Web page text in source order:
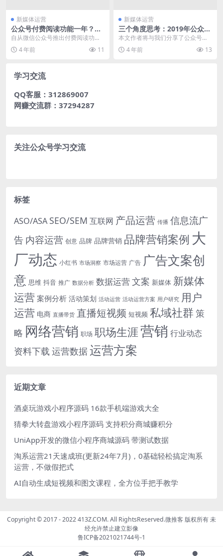
新媒体运营
公众号付费阅读功能一年？最
全面的解读来了！
自从微信公众号推出付费阅读功能
一年以来，吸引了一大批优秀的内
容创作者入驻。本着扶...
4 年前 11
新媒体运营
三个角度思考：2019年公众号
还能怎么玩？
本文作者将与我们分享了公众号的
简单玩法，enjoy~ 作者：Deity 来
源：心...
4 年前 13
学习交流
QQ客服：312869007
网赚交流群：37294287
关注公众号学习交流
标签
ASO/ASA SEO/SEM 互联网 产品运营 传播 信息流广
告 内容运营 创意 品牌 品牌营销 品牌营销案例 大
厂动态 小红书 市场洞察 市场运营 广告 广告文案创
意 思维 抖音 推广 数据分析 数据运营文案 新媒体 新媒体
运营 案例分析 活动策划 活动运营 活动运营方案 用户研究 用户
运营 电商 直播带货 直播短视频 短视频 私域社群 策
略 网络营销 职场 职场生涯营销 行业动态
资料下载 运营数据运营方案
近期文章
酒桌玩游戏小程序源码 16款手机端游戏大全
猜拳大转盘游戏小程序源码 支持积分商城赚积分
UniApp开发的微信小程序商城源码 带测试数据
淘系运营21天速成班(更新24年7月)，0基础轻松搞定淘系
运营，不做假把式
AI自动生成短视频和图文课程，全方位手把手教学
Copyright © 2017 - 2022 413Z.COM. All RightsReserved.微推客 版权所有 未
经允许禁止建立影像
鲁ICP备2021021744号-1